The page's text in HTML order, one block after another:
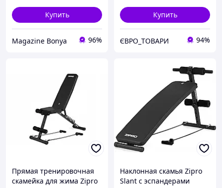
Купить
Magazine Bonya 96%
Купить
ЄВРО_ТОВАРИ 94%
Прямая тренировочная
скамейка для жима Zipro
Наклонная скамья Zipro
Slant с эспандерами